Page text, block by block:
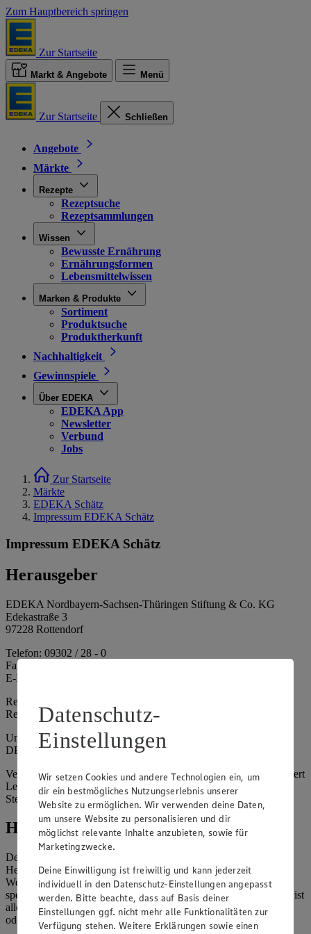
Zum Hauptbereich springen
Zur Startseite
Markt & Angebote Menü
Zur Startseite Schließen
Angebote
Märkte
Rezepte
Rezeptsuche
Rezeptsammlungen
Wissen
Bewusste Ernährung
Ernährungsformen
Lebensmittelwissen
Marken & Produkte
Sortiment
Produktsuche
Produktherkunft
Nachhaltigkeit
Gewinnspiele
Über EDEKA
EDEKA App
Newsletter
Verbund
Jobs
Zur Startseite
Märkte
EDEKA Schätz
Impressum EDEKA Schätz
Impressum EDEKA Schätz
Herausgeber
EDEKA Nordbayern-Sachsen-Thüringen Stiftung & Co. KG
Edekastraße 3
97228 Rottendorf
Telefon: 09302 / 28 - 0
Fax: 09302 / 28 - 214
E-Mail: info@edeka.de
Registergericht: Amtsgericht Würzburg
Registernummer: HRA 6164
Umsatzsteuer-Identifikationsnummer gem. § 27a UStG:
DE261968694
Vertretungsberechtigte: Sebastian Kohrmann (Geschäftsführer), Gert
Lehmann (Geschäftsführer), Christian Remy (Geschäftsführer),
Stefan Legat (Vorstandsvorsitzender)
Hinweise
Der Inhalt dieser Website ist urheberrechtlich geschützt. Der
Herausgeber gewährt Ihnen jedoch das Recht, den auf dieser
Website bereitgestellten Text ganz oder ausschnittsweise zu
speichern und zu vervielfältigen. Aus Gründen des Urheberrechts ist
allerdings die Speicherung und Vervielfältigung von Bildmaterial
oder Grafiken aus dieser Website nicht gestattet.
Datenschutz-
Einstellungen
Wir setzen Cookies und andere Technologien ein, um
dir ein bestmögliches Nutzungserlebnis unserer
Website zu ermöglichen. Wir verwenden deine Daten,
um unsere Website zu personalisieren und dir
möglichst relevante Inhalte anzubieten, sowie für
Marketingzwecke.
Deine Einwilligung ist freiwillig und kann jederzeit
individuell in den Datenschutz-Einstellungen angepasst
werden. Bitte beachte, dass auf Basis deiner
Einstellungen ggf. nicht mehr alle Funktionalitäten zur
Verfügung stehen. Weitere Erklärungen sowie einen